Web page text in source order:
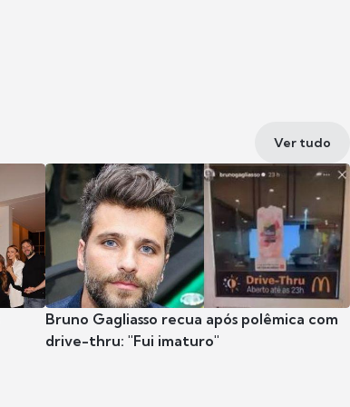
Ver tudo
Bruno Gagliasso recua após polêmica com
drive-thru: "Fui imaturo"